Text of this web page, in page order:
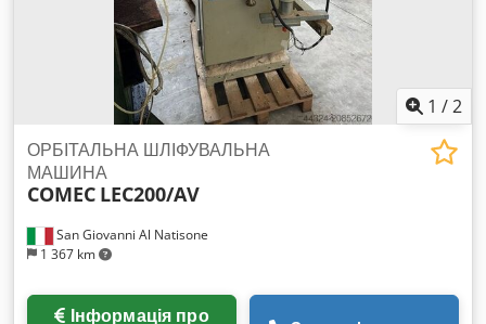
1 /2
San Giovanni Al Natisone
1 367 km
ОРБІТАЛЬНА ШЛІФУВАЛЬНА
МАШИНА
COMEC LEC200/AV